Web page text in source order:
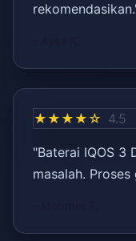
★★★★☆ 4.5
"Baterai IQOS 3
masalah.